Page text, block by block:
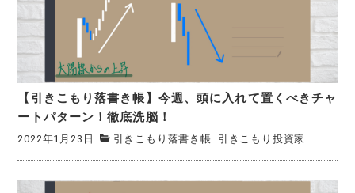
【引きこもり落書き帳】今週、頭に入れて置くべきチャ
ートパターン！徹底洗脳！
2022年1月23日 引きこもり落書き帳 引きこもり投資家